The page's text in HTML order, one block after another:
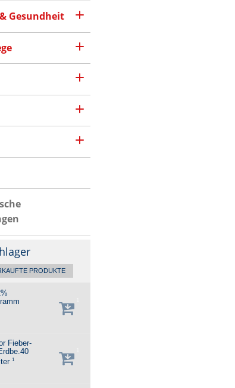
Gesundheit
PRODUKTE
Fieber-
1